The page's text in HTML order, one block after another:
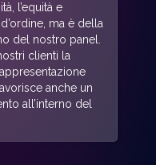
l’equità e
ma è della
del nostro panel.
clienti la
anche un
all’interno del